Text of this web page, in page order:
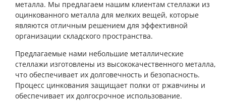
металла. Мы предлагаем нашим клиентам стеллажи из
оцинкованного металла для мелких вещей, которые
являются отличным решением для эффективной
организации складского пространства.
Предлагаемые нами небольшие металлические
стеллажи изготовлены из высококачественного металла,
что обеспечивает их долговечность и безопасность.
Процесс цинкования защищает полки от ржавчины и
обеспечивает их долгосрочное использование.